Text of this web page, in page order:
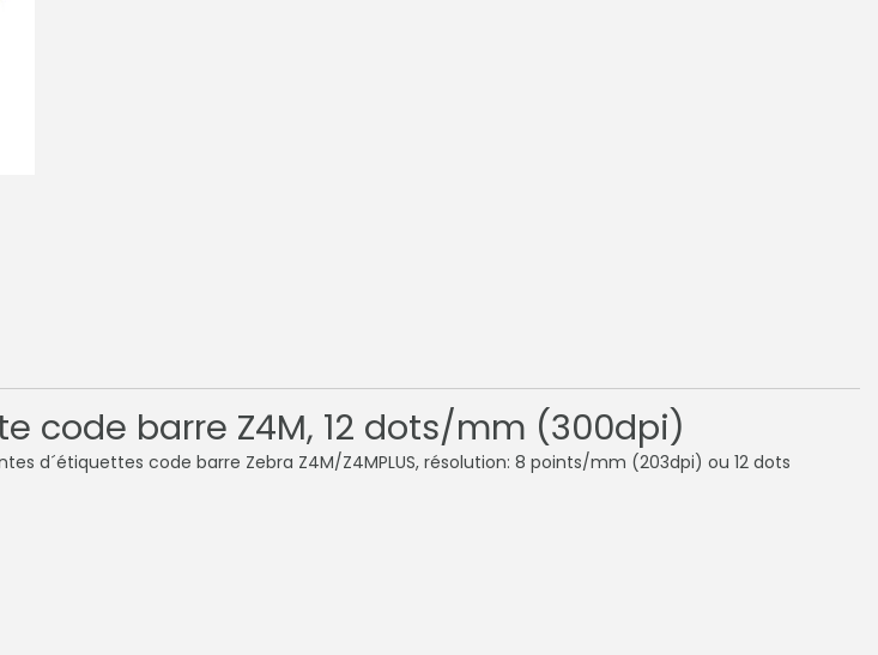
code barre Z4M, 12 dots/mm (300dpi)
d´étiquettes code barre Zebra Z4M/Z4MPLUS, résolution: 8 points/mm (203dpi) ou 12 dots